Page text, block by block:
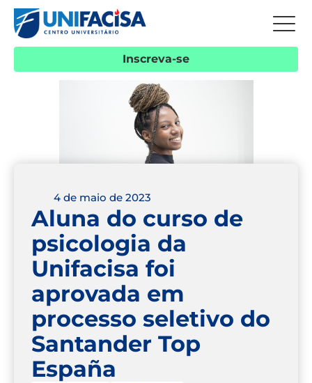
Inscreva-se
4 de maio de 2023
Aluna do curso de
psicologia da
Unifacisa foi
aprovada em
processo seletivo do
Santander Top
España